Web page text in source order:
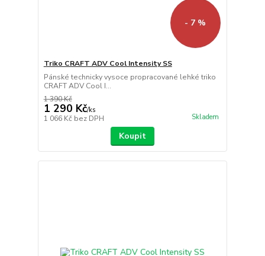
- 7 %
Triko CRAFT ADV Cool Intensity SS
Pánské technicky vysoce propracované lehké triko
CRAFT ADV Cool I...
1 390 Kč
1 290 Kč/ks
1 066 Kč bez DPH Skladem
Koupit